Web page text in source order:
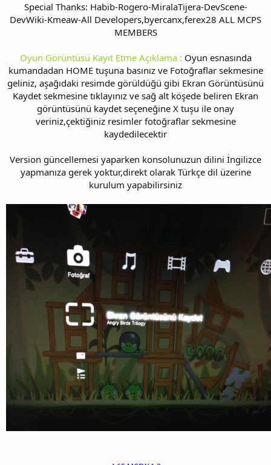
Special Thanks: Habib-Rogero-MiralaTijera-DevScene-
DevWiki-Kmeaw-All Developers,byercanx,ferex28 ALL MCPS
MEMBERS
Oyun Görüntüsü Kayıt Etme Açıklama : Oyun esnasında
kumandadan HOME tuşuna basınız ve Fotoğraflar sekmesine
geliniz, aşağıdaki resimde görüldüğü gibi Ekran Görüntüsünü
Kaydet sekmesine tıklayınız ve sağ alt köşede beliren Ekran
görüntüsünü kaydet seçeneğine X tuşu ile onay
veriniz,çektiğiniz resimler fotoğraflar sekmesine
kaydedilecektir
Version güncellemesi yaparken konsolunuzun dilini İngilizce
yapmanıza gerek yoktur,direkt olarak Türkçe dil üzerine
kurulum yapabilirsiniz